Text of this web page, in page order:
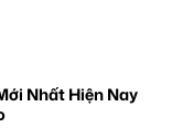
Nhất Hiện Nay